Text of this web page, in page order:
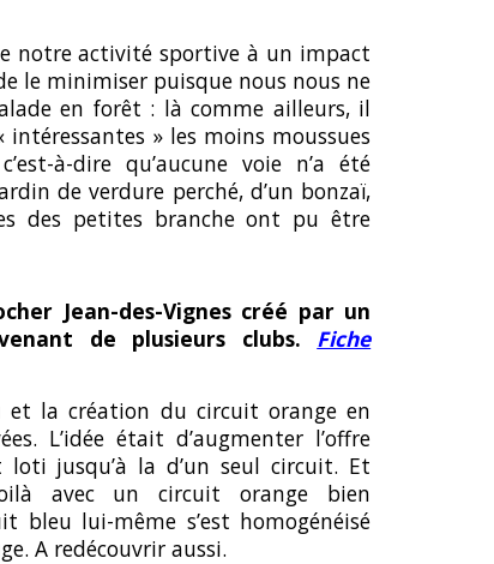
notre activité sportive à un impact
le minimiser puisque nous nous ne
en forêt : là comme ailleurs, il
intéressantes » les moins moussues
à-dire qu’aucune voie n’a été
de verdure perché, d’un bonzaï,
des petites branche ont pu être
Jean-des-Vignes créé par un
de plusieurs clubs. Fiche
et la création du circuit orange en
L’idée était d’augmenter l’offre
jusqu’à la d’un seul circuit. Et
avec un circuit orange bien
bleu lui-même s’est homogénéisé
A redécouvrir aussi.